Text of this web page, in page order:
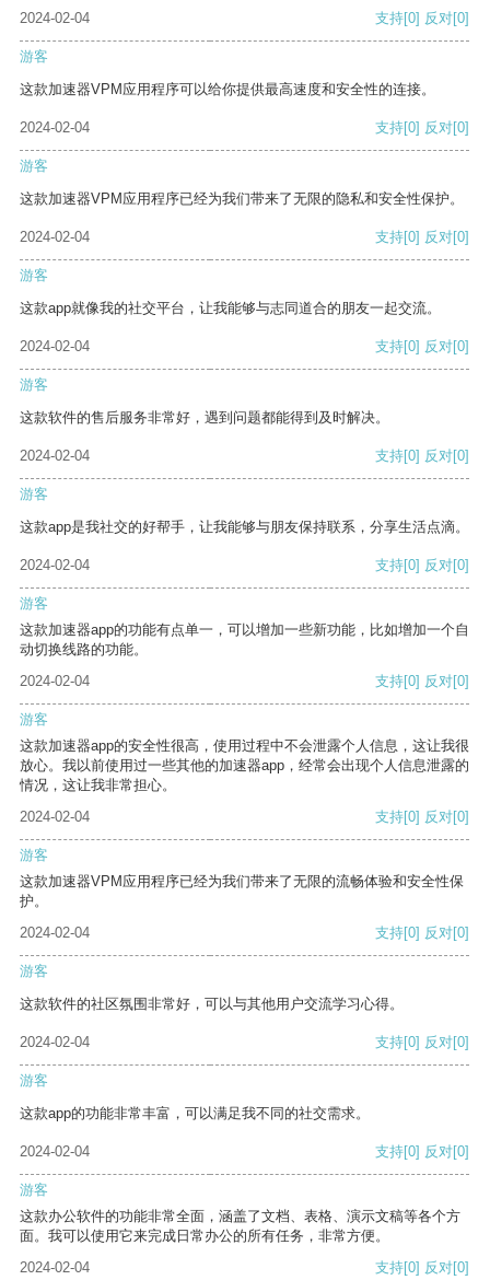
2024-02-04 支持[0] 反对[0]
游客
这款加速器VPM应用程序可以给你提供最高速度和安全性的连接。
2024-02-04 支持[0] 反对[0]
游客
这款加速器VPM应用程序已经为我们带来了无限的隐私和安全性保护。
2024-02-04 支持[0] 反对[0]
游客
这款app就像我的社交平台，让我能够与志同道合的朋友一起交流。
2024-02-04 支持[0] 反对[0]
游客
这款软件的售后服务非常好，遇到问题都能得到及时解决。
2024-02-04 支持[0] 反对[0]
游客
这款app是我社交的好帮手，让我能够与朋友保持联系，分享生活点滴。
2024-02-04 支持[0] 反对[0]
游客
这款加速器app的功能有点单一，可以增加一些新功能，比如增加一个自
动切换线路的功能。
2024-02-04
支持[0] 反对[0]
游客
这款加速器app的安全性很高，使用过程中不会泄露个人信息，这让我很
放心。我以前使用过一些其他的加速器app，经常会出现个人信息泄露的
情况，这让我非常担心。
2024-02-04
支持[0] 反对[0]
游客
这款加速器VPM应用程序已经为我们带来了无限的流畅体验和安全性保
护。
2024-02-04
支持[0] 反对[0]
游客
这款软件的社区氛围非常好，可以与其他用户交流学习心得。
2024-02-04 支持[0] 反对[0]
游客
这款app的功能非常丰富，可以满足我不同的社交需求。
2024-02-04 支持[0] 反对[0]
游客
这款办公软件的功能非常全面，涵盖了文档、表格、演示文稿等各个方
面。我可以使用它来完成日常办公的所有任务，非常方便。
2024-02-04
支持[0] 反对[0]